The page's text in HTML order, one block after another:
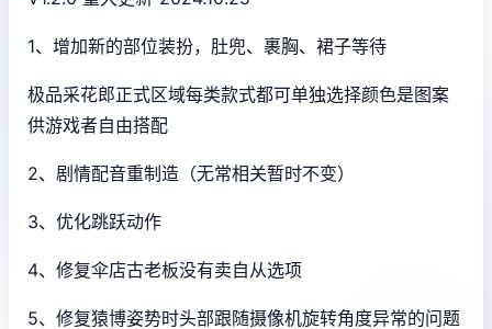
1、增加新的部位装扮，肚兜、裹胸、裙子等待
极品采花郎正式区域每类款式都可单独选择颜色是图案
供游戏者自由搭配
2、剧情配音重制造（无常相关暂时不变）
3、优化跳跃动作
4、修复伞店古老板没有卖自从选项
5、修复猿博姿势时头部跟随摄像机旋转角度异常的问题